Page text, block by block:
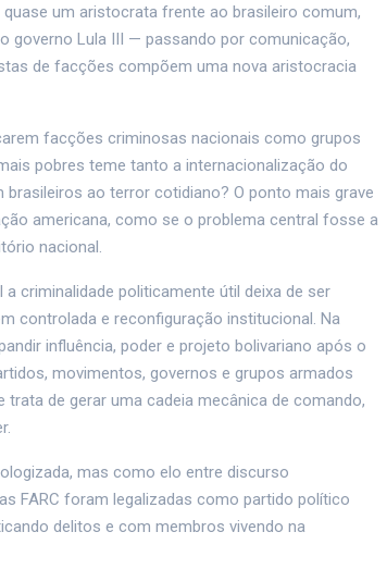
um aristocrata frente ao brasileiro comum,
governo Lula III — passando por comunicação,
de facções compõem uma nova aristocracia
facções criminosas nacionais como grupos
pobres teme tanto a internacionalização do
ao terror cotidiano? O ponto mais grave
americana, como se o problema central fosse a
nacional.
criminalidade politicamente útil deixa de ser
controlada e reconfiguração institucional. Na
influência, poder e projeto bolivariano após o
movimentos, governos e grupos armados
de gerar uma cadeia mecânica de comando,
mas como elo entre discurso
FARC foram legalizadas como partido político
delitos e com membros vivendo na